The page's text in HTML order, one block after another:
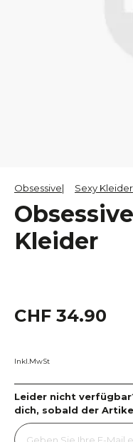
Obsessive Sexy Kleider
Kleider
CHF 34.90
Inkl.MwSt
Leider nicht
dich, sobald der